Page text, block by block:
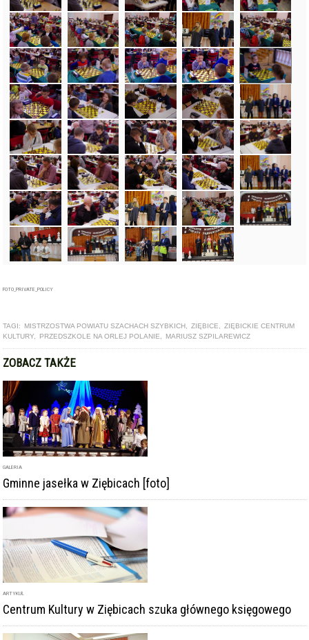
FOTO_PRIVATE_POLICY
TAGI: MISTRZOSTWA POWIATU SZACHACH SZYBKICH ZIĘBICE
ZIĘBICKIE CENTRUM
KULTURY
PRZEDSZKOLE NA ORLEJ POLANIE MARIUSZ SZPILAREWICZ
ZOBACZ TAKŻE
GALERIA
Gminne jasełka w Ziębicach [foto]
ARTYKUŁ
Centrum Kultury w Ziębicach szuka głównego księgowego